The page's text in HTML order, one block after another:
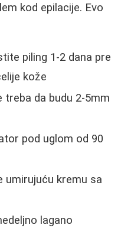
kod epilacije. Evo
piling 1-2 dana pre
kože
treba da budu 2-5mm
pod uglom od 90
umirujuću kremu sa
lagano